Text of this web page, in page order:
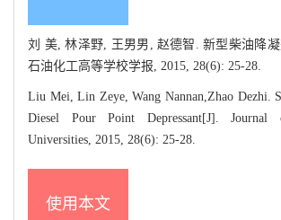
刘 美, 林泽野, 王男男, 赵德智. 新型柴油降
石油化工高等学校学报, 2015, 28(6): 25-28.
Liu Mei, Lin Zeye, Wang Nannan,Zhao Dezhi.
Diesel Pour Point Depressant[J]. Journal
Universities, 2015, 28(6): 25-28.
使用本文